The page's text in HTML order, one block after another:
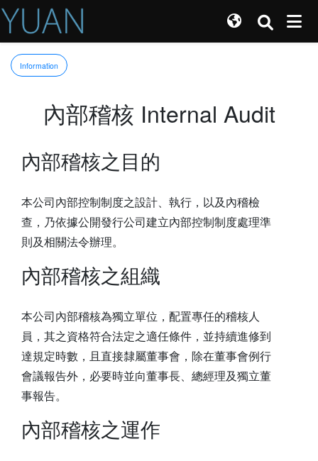
Information
內部稽核 Internal Audit
內部稽核之目的
本公司內部控制制度之設計、執行，以及內稽檢
查，乃依據公開發行公司建立內部控制制度處理準
則及相關法令辦理。
內部稽核之組織
本公司內部稽核為獨立單位，配置專任的稽核人
員，其之資格符合法定之適任條件，並持續進修到
達規定時數，且直接隸屬董事會，除在董事會例行
會議報告外，必要時並向董事長、總經理及獨立董
事報告。
內部稽核之運作